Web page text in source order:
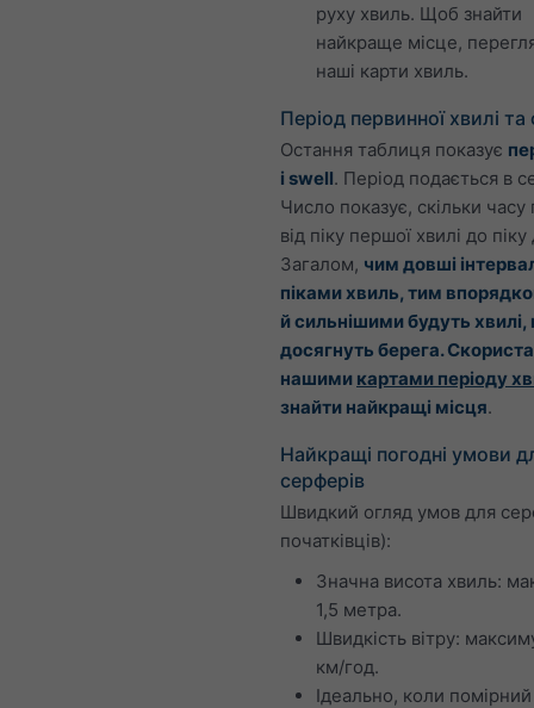
руху хвиль. Щоб знайти
найкраще місце,
наші карти хвиль.
Період первинної хвилі та
Остання таблиця показує
і swell. Період подається в
Число показує, скільки
від піку першої хвилі до піку
Загалом, чим довші
піками хвиль, тим
й сильнішими будуть хвилі,
досягнуть берега.
нашими картами періоду
знайти найкращі місця.
Найкращі погодні умови
серферів
Швидкий огляд умов для
початківців):
Значна висота хвиль:
1,5 метра.
Швидкість вітру:
км/год.
Ідеально, коли помірний